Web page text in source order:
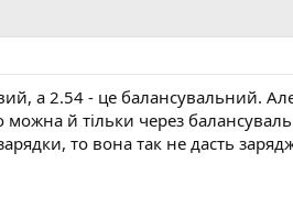
а 2.54 - це балансувальний.
можна й тільки через
то вона так не дасть